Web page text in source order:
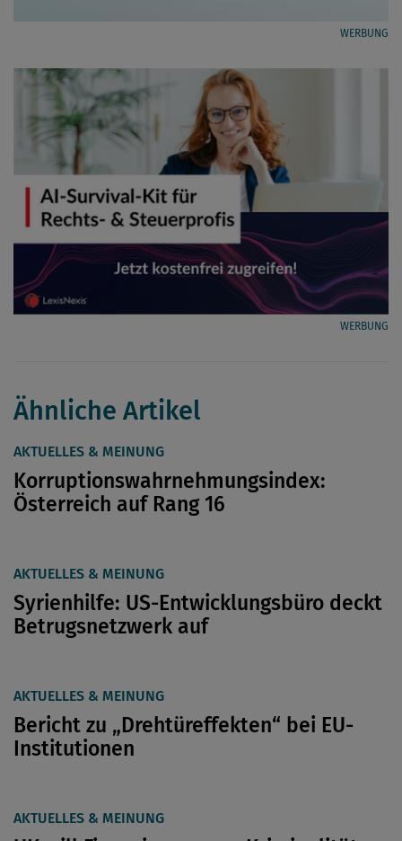
WERBUNG
WERBUNG
Ähnliche Artikel
AKTUELLES & MEINUNG
Korruptionswahrnehmungsindex:
Österreich auf Rang 16
AKTUELLES & MEINUNG
Syrienhilfe: US-Entwicklungsbüro deckt
Betrugsnetzwerk auf
AKTUELLES & MEINUNG
Bericht zu „Drehtüreffekten“ bei EU-
Institutionen
AKTUELLES & MEINUNG